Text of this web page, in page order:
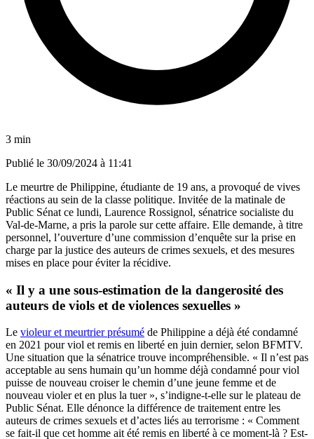
3 min
Publié le 30/09/2024 à 11:41
Le meurtre de Philippine, étudiante de 19 ans, a provoqué de vives
réactions au sein de la classe politique. Invitée de la matinale de
Public Sénat ce lundi, Laurence Rossignol, sénatrice socialiste du
Val-de-Marne, a pris la parole sur cette affaire. Elle demande, à titre
personnel, l’ouverture d’une commission d’enquête sur la prise en
charge par la justice des auteurs de crimes sexuels, et des mesures
mises en place pour éviter la récidive.
« Il y a une sous-estimation de la dangerosité des
auteurs de viols et de violences sexuelles »
Le violeur et meurtrier présumé de Philippine a déjà été condamné
en 2021 pour viol et remis en liberté en juin dernier, selon BFMTV.
Une situation que la sénatrice trouve incompréhensible. « Il n’est pas
acceptable au sens humain qu’un homme déjà condamné pour viol
puisse de nouveau croiser le chemin d’une jeune femme et de
nouveau violer et en plus la tuer », s’indigne-t-elle sur le plateau de
Public Sénat. Elle dénonce la différence de traitement entre les
auteurs de crimes sexuels et d’actes liés au terrorisme : « Comment
se fait-il que cet homme ait été remis en liberté à ce moment-là ? Est-